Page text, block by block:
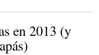
en 2013 (y